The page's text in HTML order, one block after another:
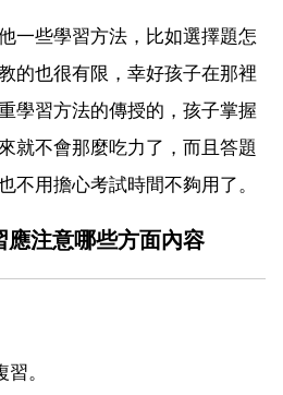
一些學習方法，比如選擇題怎
的也很有限，幸好孩子在那裡
學習方法的傳授的，孩子掌握
就不會那麼吃力了，而且答題
不用擔心考試時間不夠用了。
注意哪些方面內容
。